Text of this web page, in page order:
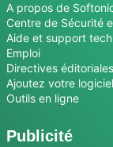
A propos de
Centre de Sécurité
Aide et support
Emploi
Directives éditoriales
Ajoutez votre
Outils en ligne
Publicité